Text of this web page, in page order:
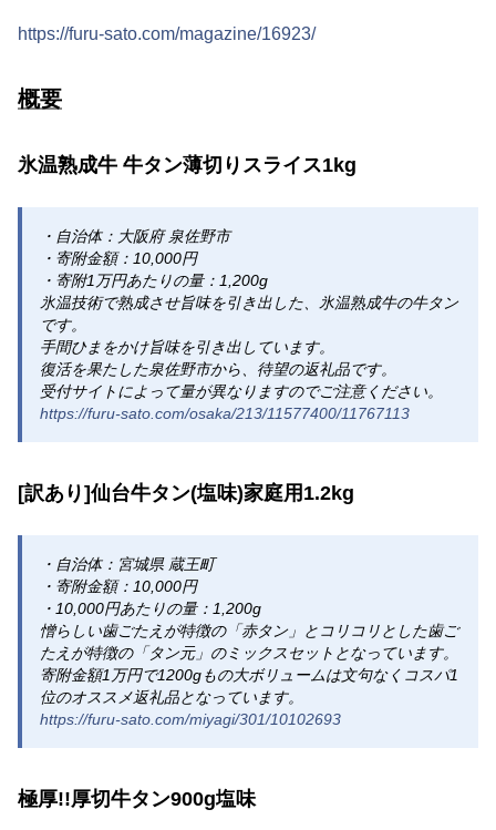
https://furu-sato.com/magazine/16923/
概要
氷温熟成牛 牛タン薄切りスライス1kg
・自治体：大阪府 泉佐野市
・寄附金額：10,000円
・寄附1万円あたりの量：1,200g
氷温技術で熟成させ旨味を引き出した、氷温熟成牛の牛タン
です。
手間ひまをかけ旨味を引き出しています。
復活を果たした泉佐野市から、待望の返礼品です。
受付サイトによって量が異なりますのでご注意ください。
https://furu-sato.com/osaka/213/11577400/11767113
[訳あり]仙台牛タン(塩味)家庭用1.2kg
・自治体：宮城県 蔵王町
・寄附金額：10,000円
・10,000円あたりの量：1,200g
憎らしい歯ごたえが特徴の「赤タン」とコリコリとした歯ご
たえが特徴の「タン元」のミックスセットとなっています。
寄附金額1万円で1200gもの大ボリュームは文句なくコスパ1
位のオススメ返礼品となっています。
https://furu-sato.com/miyagi/301/10102693
極厚!!厚切牛タン900g塩味